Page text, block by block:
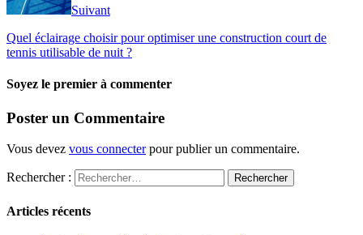
Suivant
Quel éclairage choisir pour optimiser une construction court de
tennis utilisable de nuit ?
Soyez le premier à commenter
Poster un Commentaire
Vous devez vous connecterpour publier un commentaire.
Rechercher :
Articles récents